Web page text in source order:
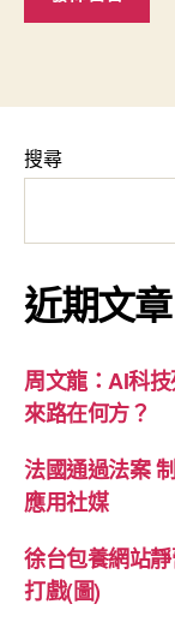
搜尋
近期文章
周文龍：AI科
來路在何方？
法國通過法案
應用社媒
徐台包養網站
打戲(圖)